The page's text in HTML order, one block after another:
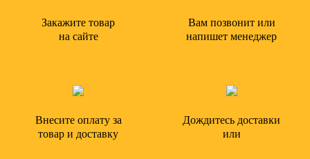
Закажите товар
на сайте
Вам позвонит или
напишет менеджер
Внесите оплату за
товар и доставку
Дождитесь доставки
или